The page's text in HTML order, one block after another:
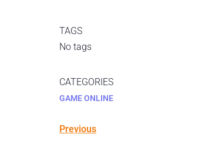
TAGS
No tags
CATEGORIES
GAME ONLINE
Previous